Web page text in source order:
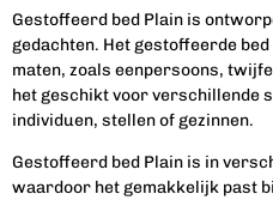
Gestoffeerd bed Plain is
gedachten. Het gestoffeerde
maten, zoals eenpersoons,
het geschikt voor verschillende
individuen, stellen of gezinnen.
Gestoffeerd bed Plain is in
waardoor het gemakkelijk past